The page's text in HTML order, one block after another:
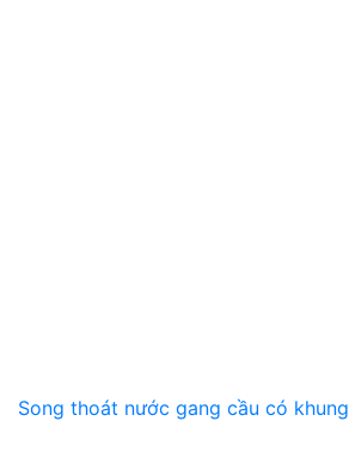
Song thoát nước gang cầu có khung